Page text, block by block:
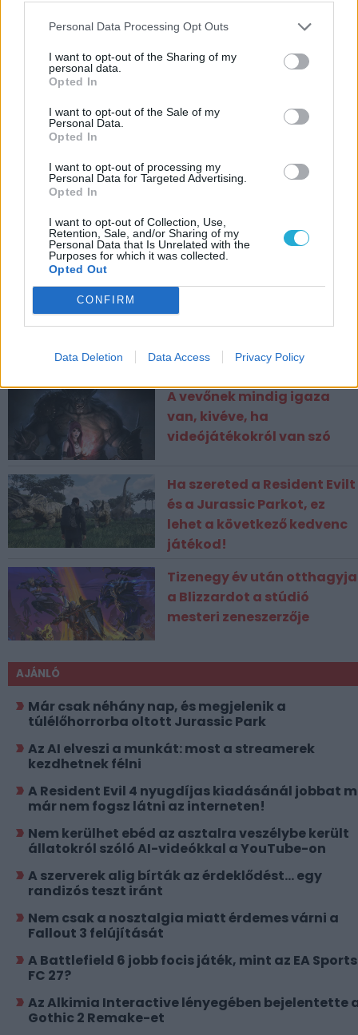
Personal Data Processing Opt Outs
I want to opt-out of the Sharing of my
personal data.
Opted In
I want to opt-out of the Sale of my
Personal Data.
Opted In
I want to opt-out of processing my
Personal Data for Targeted Advertising.
Opted In
I want to opt-out of Collection, Use,
Retention, Sale, and/or Sharing of my
Personal Data that Is Unrelated with the
Purposes for which it was collected.
Opted Out
CONFIRM
Data Deletion Data Access Privacy Policy
ESPORT1 HÍREK
A vevőnek mindig igaza
van, kivéve, ha
videójátékokról van szó
Ha szereted a Resident Evilt
és a Jurassic Parkot, ez
lehet a következő kedvenc
játékod!
Tizenegy év után otthagyja
a Blizzardot a stúdió
mesteri zeneszerzője
AJÁNLÓ
Már csak néhány nap, és megjelenik a
túlélőhorrorba oltott Jurassic Park
Az AI elveszi a munkát: most a streamerek
kezdhetnek félni
A Resident Evil 4 nyugdíjas kiadásánál jobbat
már nem fogsz látni az interneten!
Nem kerülhet ebéd az asztalra veszélybe került
állatokról szóló AI-videókkal a YouTube-on
A szerverek alig bírták az érdeklődést... egy
randizós teszt iránt
Nem csak a nosztalgia miatt érdemes várni a
Fallout 3 felújítását
A Battlefield 6 jobb focis játék, mint az EA Sports
FC 27?
Az Alkimia Interactive lényegében bejelentette
Gothic 2 Remake-et